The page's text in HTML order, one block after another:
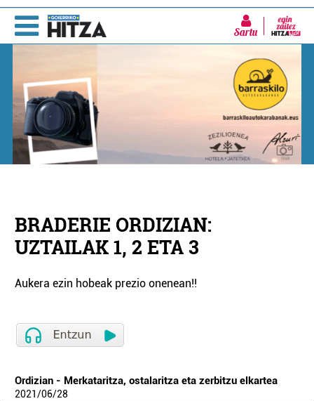
Sartu
BRADERIE ORDIZIAN:
UZTAILAK 1, 2 ETA 3
Aukera ezin hobeak prezio onenean!!
Ordizian - Merkataritza, ostalaritza eta zerbitzu elkartea
2021/06/28